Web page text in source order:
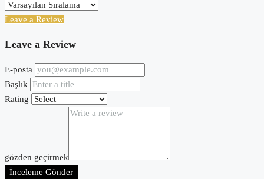
Leave a Review
Leave a Review
E-posta
Başlık
Rating
gözden geçirmek
İnceleme Gönder